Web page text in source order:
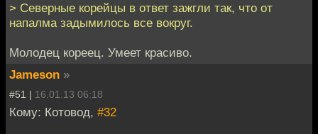
> Северные корейцы в ответ зажгли так, что от
напалма задымилось все вокруг.
Молодец кореец. Умеет красиво.
Jameson »
#51 | 16.01.13 06:18
Кому: Котовод, #32